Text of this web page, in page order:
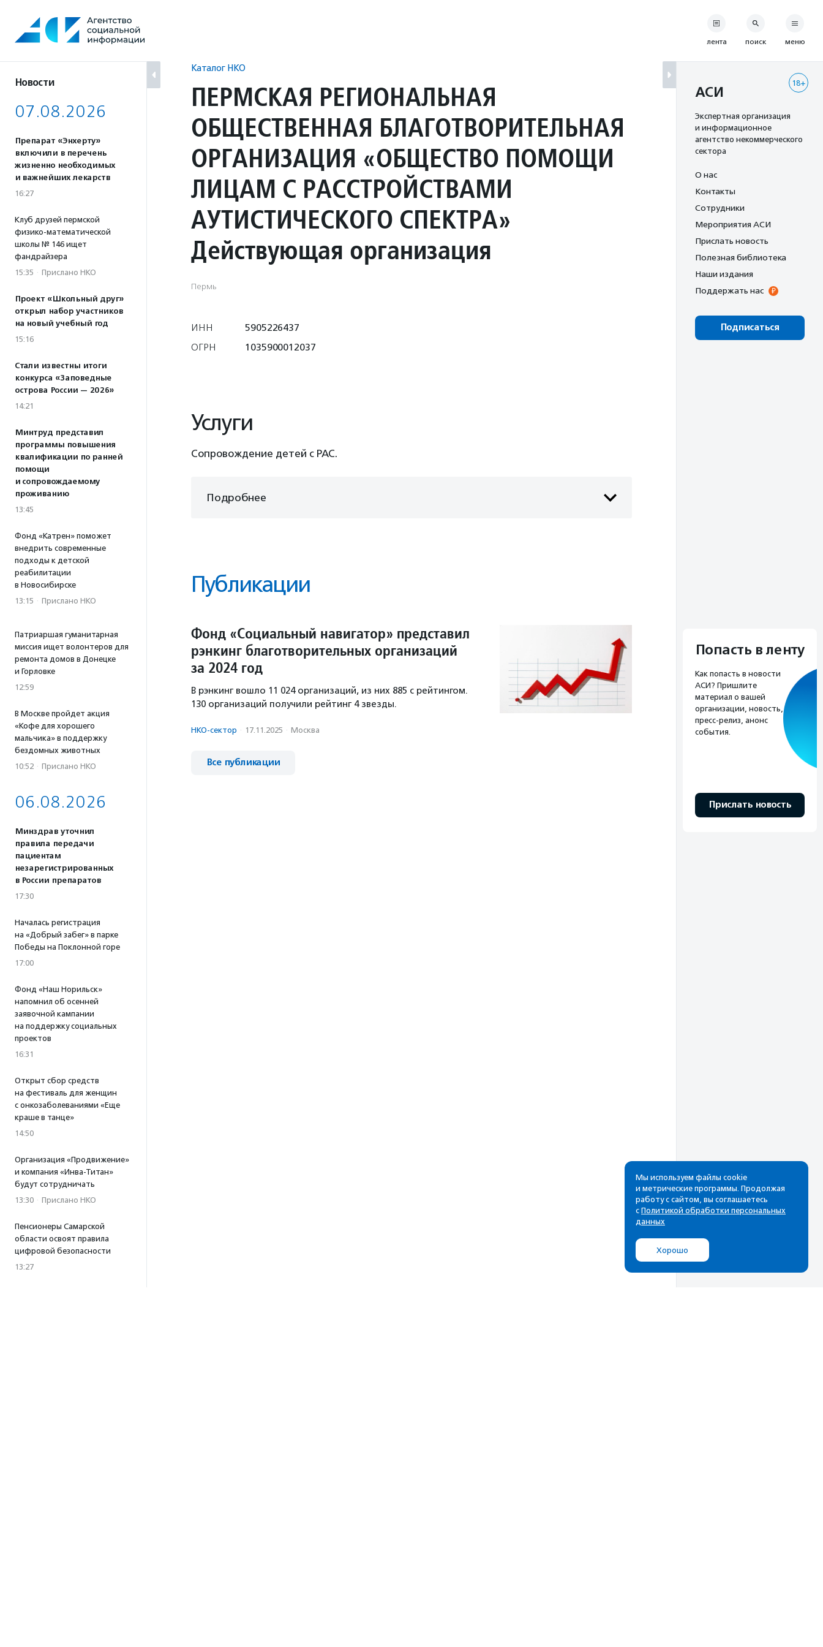
содержанию
Новости
07.08.2026
Препарат «Энхерту»
включили в перечень
жизненно необходимых
и важнейших лекарств
16:27
Клуб друзей пермской
физико-математической
школы № 146 ищет
фандрайзера
15:35 · Прислано НКО
Проект «Школьный друг»
открыл набор участников
на новый учебный год
15:16
Стали известны итоги
конкурса «Заповедные
острова России — 2026»
14:21
Минтруд представил
программы повышения
квалификации по ранней
помощи
и сопровождаемому
проживанию
13:45
Фонд «Катрен» поможет
внедрить современные
подходы к детской
реабилитации
в Новосибирске
13:15 · Прислано НКО
Патриаршая гуманитарная
миссия ищет волонтеров для
ремонта домов в Донецке
и Горловке
12:59
В Москве пройдет акция
«Кофе для хорошего
мальчика» в поддержку
бездомных животных
10:52 · Прислано НКО
06.08.2026
Минздрав уточнил
правила передачи
пациентам
незарегистрированных
в России препаратов
17:30
Началась регистрация
на «Добрый забег» в парке
Победы на Поклонной горе
17:00
Фонд «Наш Норильск»
напомнил об осенней
заявочной кампании
на поддержку социальных
проектов
16:31
Открыт сбор средств
на фестиваль для женщин
с онкозаболеваниями «Еще
краше в танце»
14:50
Организация «Продвижение»
и компания «Инва-Титан»
будут сотрудничать
13:30 · Прислано НКО
Пенсионеры Самарской
области освоят правила
цифровой безопасности
13:27
Каталог НКО
ПЕРМСКАЯ РЕГИОНАЛЬНАЯ
ОБЩЕСТВЕННАЯ БЛАГОТВОРИТЕЛЬНАЯ
ОРГАНИЗАЦИЯ «ОБЩЕСТВО ПОМОЩИ
ЛИЦАМ С РАССТРОЙСТВАМИ
АУТИСТИЧЕСКОГО СПЕКТРА»
Действующая организация
Пермь
ИНН
5905226437
ОГРН
1035900012037
Услуги
Сопровождение детей с РАС.
Подробнее
Публикации
Фонд «Социальный навигатор» представил
рэнкинг благотворительных организаций
за 2024 год
В рэнкинг вошло 11 024 организаций, из них 885 с рейтингом.
130 организаций получили рейтинг 4 звезды.
НКО-сектор · 17.11.2025 · Москва
Все публикации
лента поиск меню
18+
АСИ
Экспертная организация
и информационное
агентство некоммерческого
сектора
О нас
Контакты
Сотрудники
Мероприятия АСИ
Прислать новость
Полезная библиотека
Наши издания
Поддержать нас
Подписаться
Попасть в ленту
Как попасть в новости
АСИ? Пришлите
материал о вашей
организации, новость,
пресс-релиз, анонс
события.
Прислать новость
Рассылка
Cамые свежие новости,
почтовом ящике
Мы используем файлы cookie
и метрические программы. Продолжая
работу с сайтом, вы соглашаетесь
с Политикой обработки персональных
данных
Хорошо